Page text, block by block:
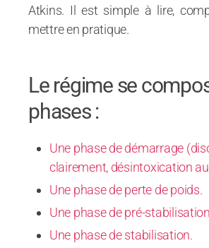
Atkins. Il est simple à lire,
mettre en pratique.
Le régime se
phases :
Une phase de démarrage
clairement, désintoxication
Une phase de perte de poids.
Une phase de pré-
Une phase de stabilisation.